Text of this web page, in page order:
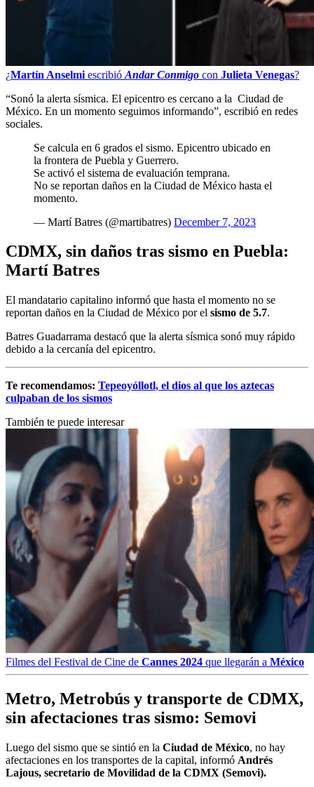
¿Martín Anselmi escribió Andar Conmigo con Julieta Venegas?
“Sonó la alerta sísmica. El epicentro es cercano a la Ciudad de
México. En un momento seguimos informando”, escribió en redes
sociales.
Se calcula en 6 grados el sismo. Epicentro ubicado en
la frontera de Puebla y Guerrero.
Se activó el sistema de evaluación temprana.
No se reportan daños en la Ciudad de México hasta el
momento.
— Martí Batres (@martibatres) December 7, 2023
CDMX, sin daños tras sismo en Puebla:
Martí Batres
El mandatario capitalino informó que hasta el momento no se
reportan daños en la Ciudad de México por el sismo de 5.7.
Batres Guadarrama destacó que la alerta sísmica sonó muy rápido
debido a la cercanía del epicentro.
Te recomendamos: Tepeoyóllotl, el dios al que los aztecas
culpaban de los sismos
También te puede interesar
Filmes del Festival de Cine de Cannes 2024 que llegarán a México
Metro, Metrobús y transporte de CDMX,
sin afectaciones tras sismo: Semovi
Luego del sismo que se sintió en la Ciudad de México, no hay
afectaciones en los transportes de la capital, informó Andrés
Lajous, secretario de Movilidad de la CDMX (Semovi).